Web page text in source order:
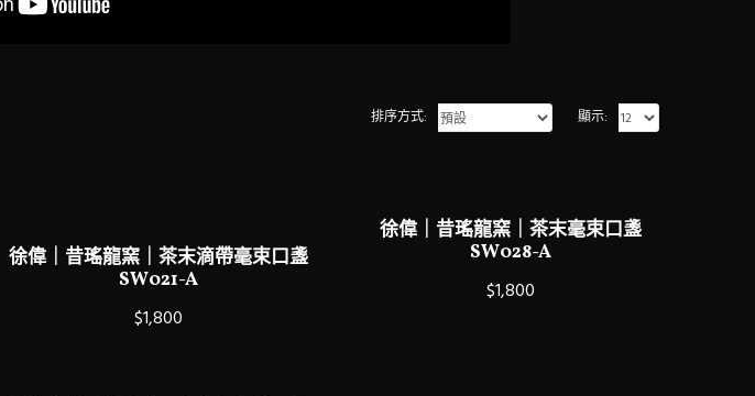
排序方式: 顯示:
徐偉｜昔瑤龍窯｜茶末滴帶毫束口盞
SW021-A
$1,800
徐偉｜昔瑤龍窯｜茶末毫束口盞
SW028-A
$1,800